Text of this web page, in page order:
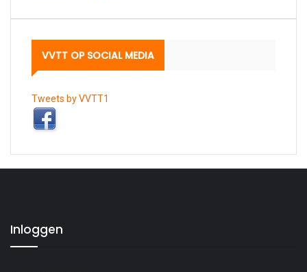
VVTT OP SOCIAL MEDIA
Tweets by VVTT1
Inloggen